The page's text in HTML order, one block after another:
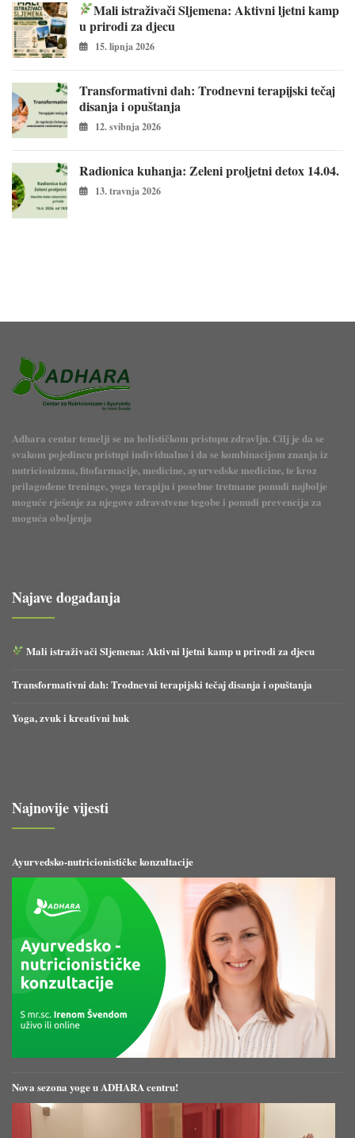
Mali istraživači Sljemena: Aktivni ljetni kamp
u prirodi za djecu
15. lipnja 2026
Transformativni dah: Trodnevni terapijski tečaj
disanja i opuštanja
12. svibnja 2026
Radionica kuhanja: Zeleni proljetni detox 14.04.
13. travnja 2026
Adhara centar temelji se na holističkom pristupu zdravlju. Cilj je da se
svakom pojedincu pristupi individualno i da se kombinacijom znanja iz
nutricionizma, fitofarmacije, medicine, ayurvedske medicine, te kroz
prilagođene treninge, yoga terapiju i posebne tretmane ponudi najbolje
moguće rješenje za njegove zdravstvene tegobe i ponudi prevencija za
moguća oboljenja
Najave događanja
Mali istraživači Sljemena: Aktivni ljetni kamp u prirodi za djecu
Transformativni dah: Trodnevni terapijski tečaj disanja i opuštanja
Yoga, zvuk i kreativni huk
Najnovije vijesti
Ayurvedsko-nutricionističke konzultacije
Nova sezona yoge u ADHARA centru!